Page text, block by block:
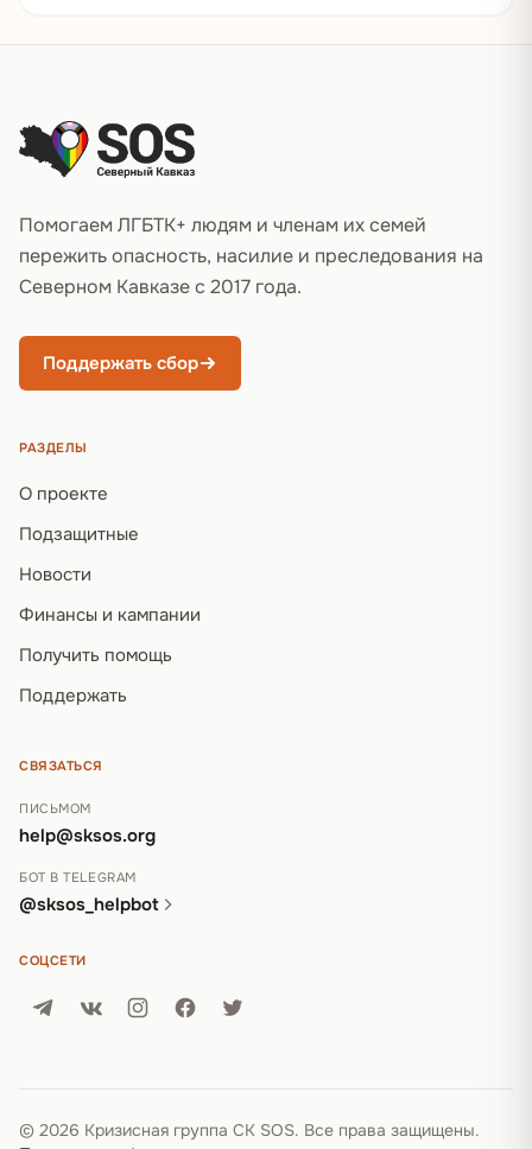
Помогаем ЛГБТК+ людям и членам их семей
пережить опасность, насилие и преследования на
Северном Кавказе с 2017 года.
Поддержать сбор
РАЗДЕЛЫ
О проекте
Подзащитные
Новости
Финансы и кампании
Получить помощь
Поддержать
СВЯЗАТЬСЯ
ПИСЬМОМ
help@sksos.org
БОТ В TELEGRAM
@sksos_helpbot
СОЦСЕТИ
© 2026 Кризисная группа СК SOS. Все права защищены.